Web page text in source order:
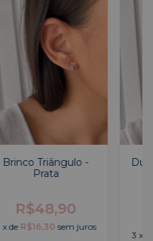
Brinco Triângulo -
Prata
R$48,90
xde R$16,30 sem juros
3 x